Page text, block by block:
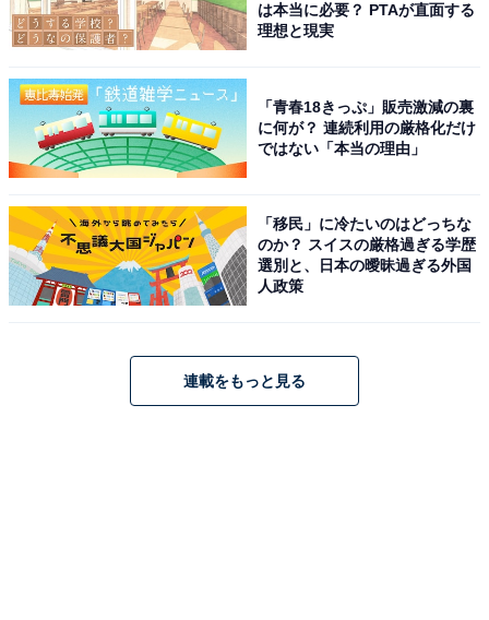
は本当に必要？ PTAが直面する
理想と現実
「青春18きっぷ」販売激減の裏
に何が？ 連続利用の厳格化だけ
ではない「本当の理由」
「移民」に冷たいのはどっちな
のか？ スイスの厳格過ぎる学歴
選別と、日本の曖昧過ぎる外国
人政策
連載をもっと見る